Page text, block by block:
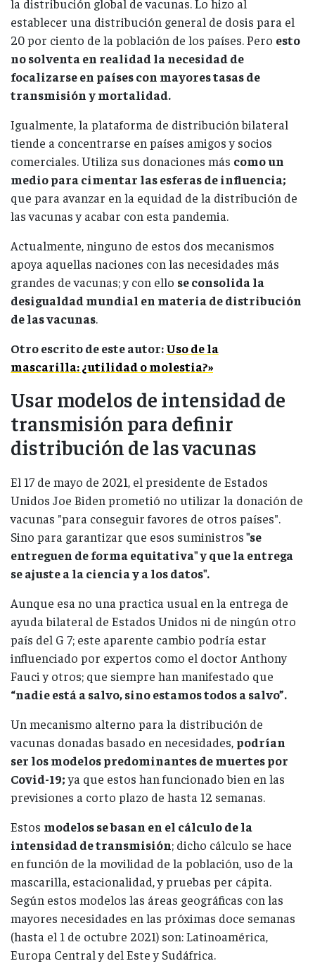
la distribución global de vacunas. Lo hizo al
establecer una distribución general de dosis para el
20 por ciento de la población de los países. Pero esto
no solventa en realidad la necesidad de
focalizarse en países con mayores tasas de
transmisión y mortalidad.
Igualmente, la plataforma de distribución bilateral
tiende a concentrarse en países amigos y socios
comerciales. Utiliza sus donaciones más como un
medio para cimentar las esferas de influencia;
que para avanzar en la equidad de la distribución de
las vacunas y acabar con esta pandemia.
Actualmente, ninguno de estos dos mecanismos
apoya aquellas naciones con las necesidades más
grandes de vacunas; y con ello se consolida la
desigualdad mundial en materia de distribución
de las vacunas.
Otro escrito de este autor:Uso de la
mascarilla: ¿utilidad o molestia?»
Usar modelos de intensidad de
transmisión para definir
distribución de las vacunas
El 17 de mayo de 2021, el presidente de Estados
Unidos Joe Biden prometió no utilizar la donación de
vacunas "para conseguir favores de otros países".
Sino para garantizar que esos suministros"se
entreguen de forma equitativa" y que la entrega
se ajuste a la ciencia y a los datos".
Aunque esa no una practica usual en la entrega de
ayuda bilateral de Estados Unidos ni de ningún otro
país del G 7; este aparente cambio podría estar
influenciado por expertos como el doctor Anthony
Fauci y otros; que siempre han manifestado que
“nadie está a salvo, sino estamos todos a salvo”.
Un mecanismo alterno para la distribución de
vacunas donadas basado en necesidades, podrían
ser los modelos predominantes de muertes por
Covid-19;ya que estos han funcionado bien en las
previsiones a corto plazo de hasta 12 semanas.
Estos modelos se basan en el cálculo de la
intensidad de transmisión; dicho cálculo se hace
en función de la movilidad de la población, uso de la
mascarilla, estacionalidad, y pruebas per cápita.
Según estos modelos las áreas geográficas con las
mayores necesidades en las próximas doce semanas
(hasta el 1 de octubre 2021) son: Latinoamérica,
Europa Central y del Este y Sudáfrica.